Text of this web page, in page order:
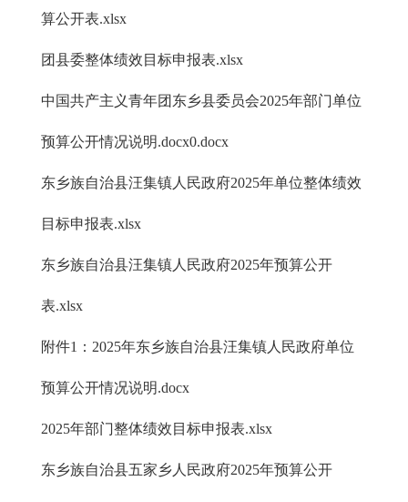
算公开表.xlsx
团县委整体绩效目标申报表.xlsx
中国共产主义青年团东乡县委员会2025年部门单位
预算公开情况说明.docx0.docx
东乡族自治县汪集镇人民政府2025年单位整体绩效
目标申报表.xlsx
东乡族自治县汪集镇人民政府2025年预算公开
表.xlsx
附件1：2025年东乡族自治县汪集镇人民政府单位
预算公开情况说明.docx
2025年部门整体绩效目标申报表.xlsx
东乡族自治县五家乡人民政府2025年预算公开